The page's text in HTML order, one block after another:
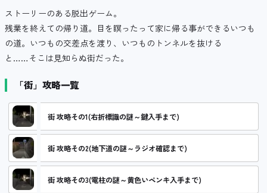
ストーリーのある脱出ゲーム。
残業を終えての帰り道。目を瞑ったって家に帰る事ができるいつも
の道。いつもの交差点を渡り、いつものトンネルを抜ける
と……そこは見知らぬ街だった。
「街」攻略一覧
街 攻略その1(右折標識の謎～鍵入手まで)
街 攻略その2(地下道の謎～ラジオ確認まで)
街 攻略その3(電柱の謎～黄色いペンキ入手まで)